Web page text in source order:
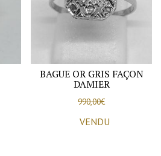
BAGUE OR GRIS FAÇON
DAMIER
990,00€
VENDU